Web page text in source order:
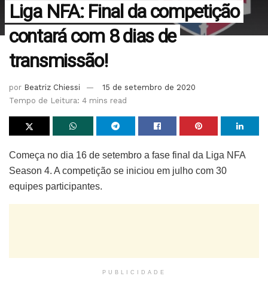
Liga NFA: Final da competição
contará com 8 dias de
transmissão!
por Beatriz Chiessi
15 de setembro de 2020
Tempo de Leitura: 4 mins read
Começa no dia 16 de setembro a fase final da Liga NFA
Season 4. A competição se iniciou em julho com 30
equipes participantes.
PUBLICIDADE